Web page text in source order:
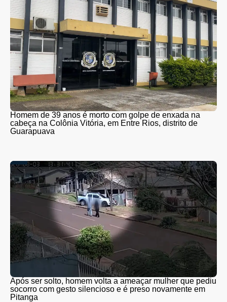
Homem de 39 anos é morto com golpe de enxada na
cabeça na Colônia Vitória, em Entre Rios, distrito de
Guarapuava
Após ser solto, homem volta a ameaçar mulher que pediu
socorro com gesto silencioso e é preso novamente em
Pitanga